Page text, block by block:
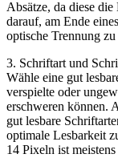
Absätze, da diese
darauf, ⁣am Ende
optische Trennung
3. Schriftart und
Wähle ‌eine ⁤gut‌
verspielte oder
erschweren können.⁤
gut lesbare
optimale Lesbarkeit
14 Pixeln ist meistens